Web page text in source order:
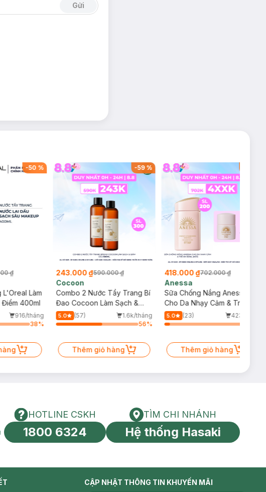
Gửi
-50 %
₫
Làm
Điểm 400ml
916/tháng
38%
-59%
243.000 ₫590.000 ₫
Cocoon
Combo 2 Nước Tẩy Trang Bí
Đao Cocoon Làm Sạch &
Giảm Dầu 500ml
5.0 (57)
1.6k/tháng
56%
Thêm giỏ hàng
418.000 ₫702.000 ₫
Anessa
Sữa Chống Nắng Anessa
Cho Da Nhạy Cảm & Trẻ Em
60ml (Mới)
5.0 (23)
423/tháng
Thêm giỏ hàng
hiệu uy tín toàn cầu
HOTLINE CSKH
HOTLINE CSKH
1800 6324
Tìm chi nhánh
TÌM CHI NHÁNH
Hệ thống Hasaki
CẬP NHẬT THÔNG TIN KHUYẾN MÃI